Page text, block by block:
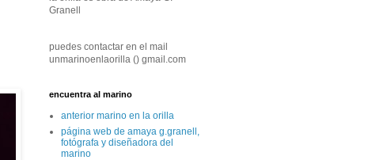
Granell
puedes contactar en el mail
unmarinoenlaorilla () gmail.com
encuentra al marino
anterior marino en la orilla
página web de amaya g.granell,
fotógrafa y diseñadora del
marino